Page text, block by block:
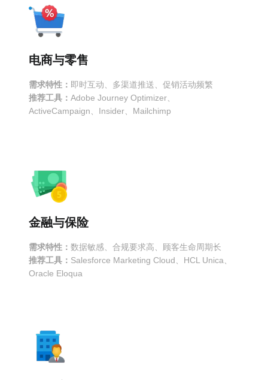
电商与零售
需求特性： 即时互动、多渠道推送、促销活动频繁
推荐工具：Adobe Journey Optimizer、
ActiveCampaign、Insider、Mailchimp
金融与保险
需求特性：数据敏感、合规要求高、顾客生命周期长
推荐工具： Salesforce Marketing Cloud、HCL Unica、
Oracle Eloqua